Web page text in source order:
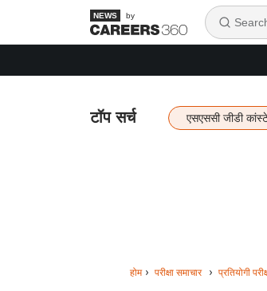
by
टॉप सर्च एसएससी जीडी
होम परीक्षा समाचार प्रतियोगी